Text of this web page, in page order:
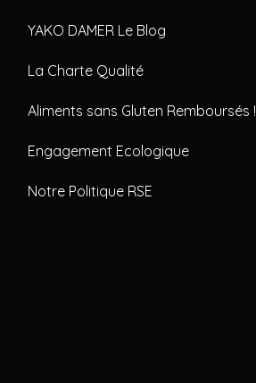
YAKO DAMER Le Blog
La Charte Qualité
Aliments sans Gluten Remboursés !
Engagement Ecologique
Notre Politique RSE